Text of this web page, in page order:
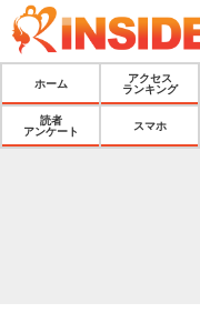
ホーム
アクセス
ランキング
読者
アンケート
スマホ